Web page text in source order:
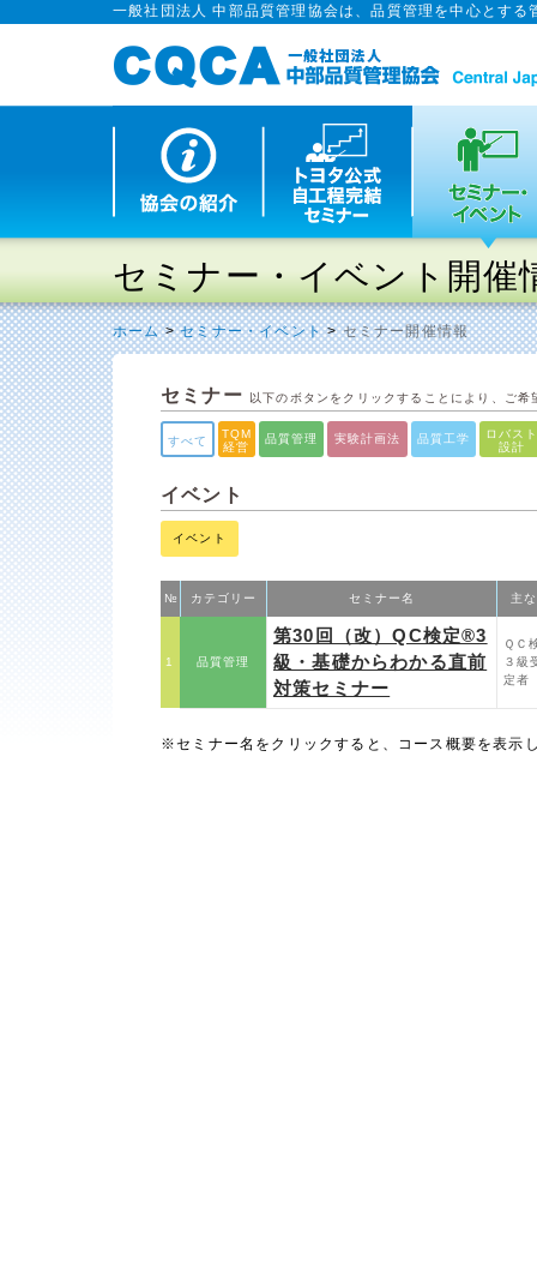
一般社団法人 中部品質管理協会は、品質管理を中心とす
セミナー・イベント開催
ホーム>セミナー・イベント>セミナー開催情報
セミナー 以下のボタンをクリックすることにより、ご
すべて
TQM
経営
品質管理 実験計画法 品質工学
ロバス
設計
イベント
イベント
№ カテゴリー セミナー名 主
1 品質管理
第30回（改）QC検定®3
級・基礎からわかる直前
対策セミナー
ＱＣ
３級
定者
※セミナー名をクリックすると、コース概要を表示